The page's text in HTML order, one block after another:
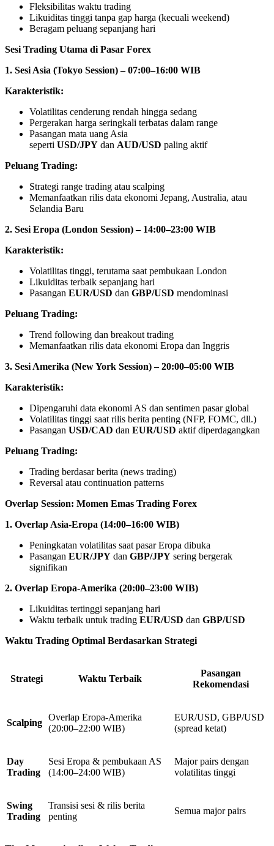
Fleksibilitas waktu trading
Likuiditas tinggi tanpa gap harga (kecuali weekend)
Beragam peluang sepanjang hari
Sesi Trading Utama di Pasar Forex
1. Sesi Asia (Tokyo Session) – 07:00–16:00 WIB
Karakteristik:
Volatilitas cenderung rendah hingga sedang
Pergerakan harga seringkali terbatas dalam range
Pasangan mata uang Asia
seperti USD/JPY dan AUD/USD paling aktif
Peluang Trading:
Strategi range trading atau scalping
Memanfaatkan rilis data ekonomi Jepang, Australia, atau
Selandia Baru
2. Sesi Eropa (London Session) – 14:00–23:00 WIB
Karakteristik:
Volatilitas tinggi, terutama saat pembukaan London
Likuiditas terbaik sepanjang hari
Pasangan EUR/USD dan GBP/USD mendominasi
Peluang Trading:
Trend following dan breakout trading
Memanfaatkan rilis data ekonomi Eropa dan Inggris
3. Sesi Amerika (New York Session) – 20:00–05:00 WIB
Karakteristik:
Dipengaruhi data ekonomi AS dan sentimen pasar global
Volatilitas tinggi saat rilis berita penting (NFP, FOMC, dll.)
Pasangan USD/CAD dan EUR/USD aktif diperdagangkan
Peluang Trading:
Trading berdasar berita (news trading)
Reversal atau continuation patterns
Overlap Session: Momen Emas Trading Forex
1. Overlap Asia-Eropa (14:00–16:00 WIB)
Peningkatan volatilitas saat pasar Eropa dibuka
Pasangan EUR/JPY dan GBP/JPY sering bergerak
signifikan
2. Overlap Eropa-Amerika (20:00–23:00 WIB)
Likuiditas tertinggi sepanjang hari
Waktu terbaik untuk trading EUR/USD dan GBP/USD
Waktu Trading Optimal Berdasarkan Strategi
Strategi Waktu Terbaik
Pasangan
Rekomendasi
Scalping
Overlap Eropa-Amerika
(20:00–22:00 WIB)
EUR/USD, GBP/USD
(spread ketat)
Day
Trading
Sesi Eropa & pembukaan AS
(14:00–24:00 WIB)
Major pairs dengan
volatilitas tinggi
Swing
Trading
Transisi sesi & rilis berita
penting
Semua major pairs